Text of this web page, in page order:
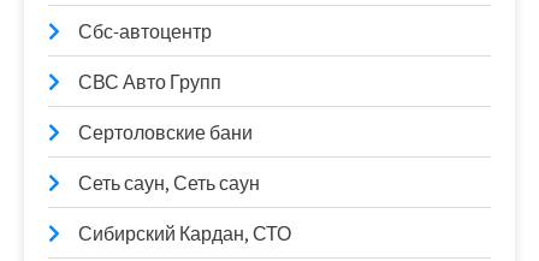
Сбс-автоцентр
СВС Авто Групп
Сертоловские бани
Сеть саун, Сеть саун
Сибирский Кардан, СТО